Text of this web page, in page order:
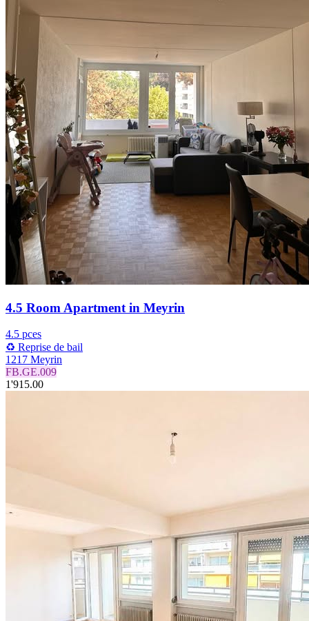
4.5 Room Apartment in Meyrin
4.5 pces
♻️ Reprise de bail
1217 Meyrin
FB.GE.009
1'915.00